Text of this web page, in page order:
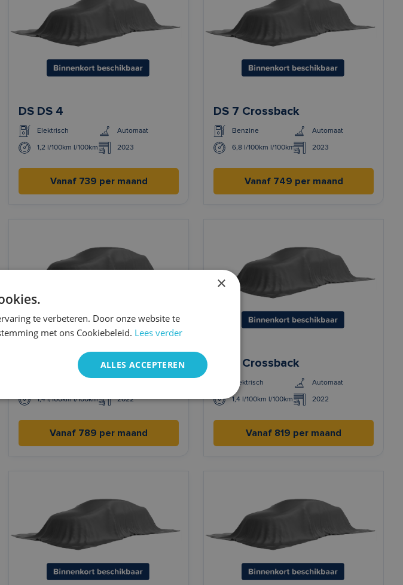
DS DS 4
Elektrisch Automaat
1,2 l/100km l/100km 2023
Vanaf 739 per maand
DS 7 Crossback
Benzine Automaat
6,8 l/100km l/100km 2023
Vanaf 749 per maand
DS 7 Crossback
1,4 l/100km l/100km 2022
Vanaf 789 per maand
DS 7 Crossback
Elektrisch Automaat
1,4 l/100km l/100km 2022
Vanaf 819 per maand
×
te verbeteren. Door onze website te
met ons Cookiebeleid. Lees verder
ALLES ACCEPTEREN